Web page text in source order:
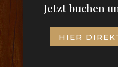
Jetzt buchen
HIER